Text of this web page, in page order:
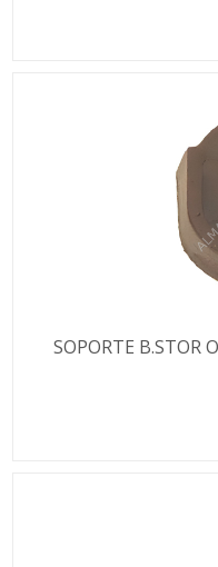
SOPORTE B.STOR